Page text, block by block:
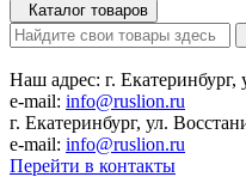
Каталог товаров
Наш адрес: г.
e-mail: info@ruslion.ru
г. Екатеринбург, ул.
e-mail: info@ruslion.ru
Перейти в контакты